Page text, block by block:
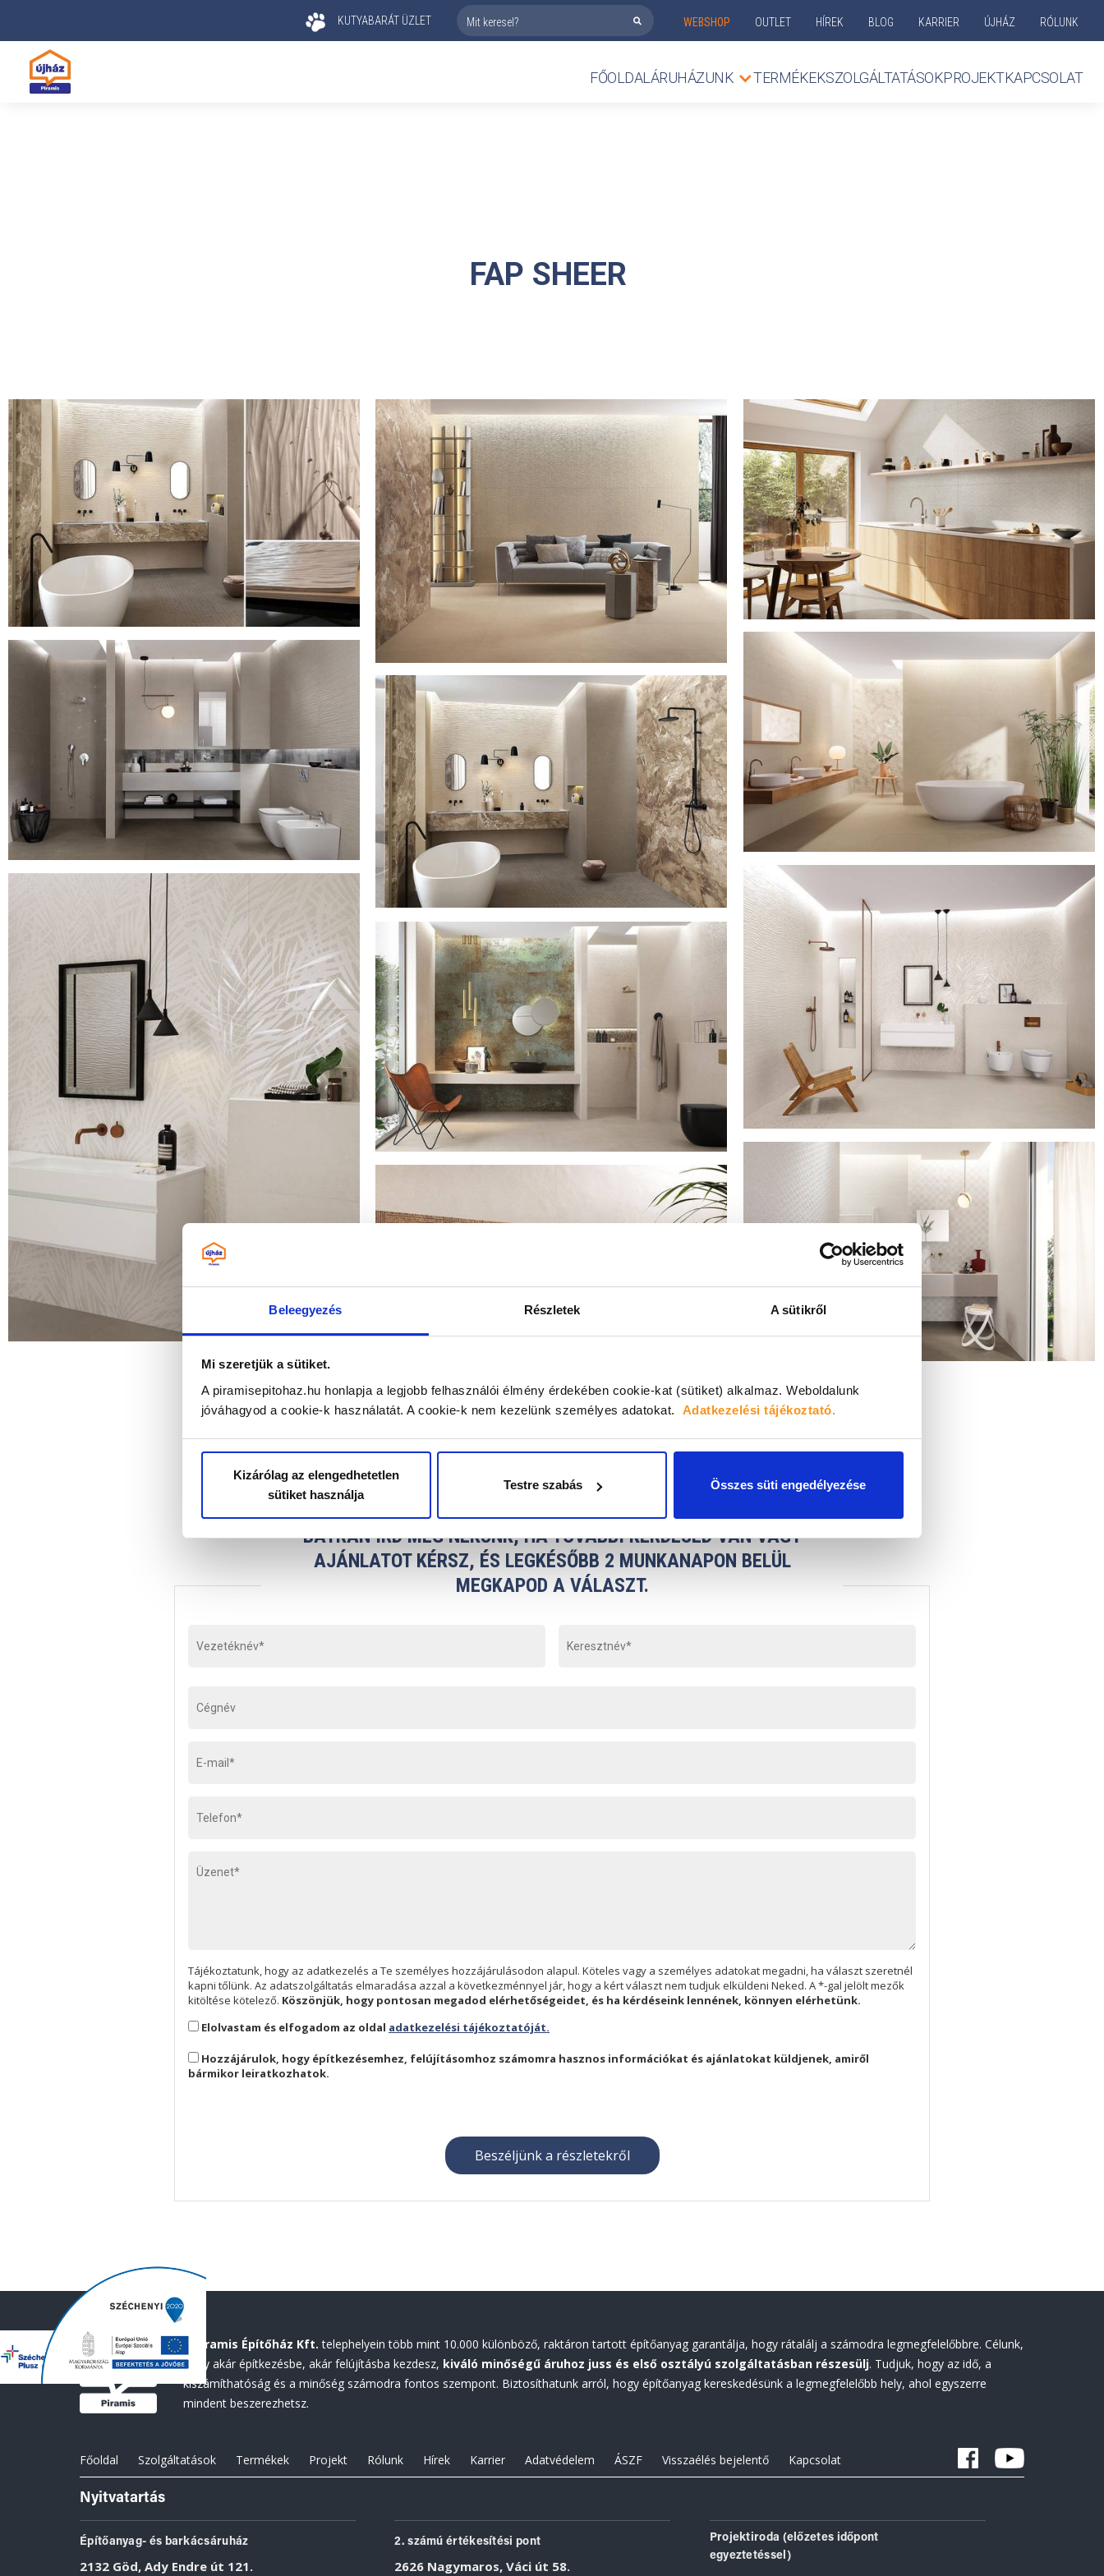
Beleegyezés Részletek A sütikről
Mi szeretjük a sütiket.
A piramisepitohaz.hu honlapja a legjobb felhasználói élmény érdekében cookie-kat (sütiket) alkalmaz. Weboldalunk
jóváhagyod a cookie-k használatát. A cookie-k nem kezelünk személyes adatokat. Adatkezelési tájékoztató.
Kizárólag az elengedhetetlen
sütiket használja
Testre szabás Összes süti engedélyezése
KUTYABARÁT ÜZLET WEBSHOP OUTLET HÍREK BLOG KARRIER ÚJHÁZ RÓLUNK
FŐOLDALÁRUHÁZUNK TERMÉKEKSZOLGÁLTATÁSOKPROJEKTKAPCSOLAT
FAP SHEER
BÁTRAN ÍRD MEG NEKÜNK, HA TOVÁBBI KÉRDÉSED VAN VAGY
AJÁNLATOT KÉRSZ, ÉS LEGKÉSŐBB 2 MUNKANAPON BELÜL
MEGKAPOD A VÁLASZT.
Tájékoztatunk, hogy az adatkezelés a Te személyes hozzájárulásodon alapul. Köteles vagy a személyes adatokat megadni, ha választ szeretnél
kapni tőlünk. Az adatszolgáltatás elmaradása azzal a következménnyel jár, hogy a kért választ nem tudjuk elküldeni Neked. A *-gal jelölt mezők
kitöltése kötelező. Köszönjük, hogy pontosan megadod elérhetőségeidet, és ha kérdéseink lennének, könnyen elérhetünk.
Elolvastam és elfogadom az oldal adatkezelési tájékoztatóját.
Hozzájárulok, hogy építkezésemhez, felújításomhoz számomra hasznos információkat és ajánlatokat küldjenek, amiről
bármikor leiratkozhatok.
Piramis Építőház Kft. telephelyein több mint 10.000 különböző, raktáron tartott építőanyag garantálja, hogy rátalálj a számodra legmegfelelőbbre. Célunk,
hogy akár építkezésbe, akár felújításba kezdesz, kiváló minőségű áruhoz juss és első osztályú szolgáltatásban részesülj. Tudjuk, hogy az idő, a
kiszámíthatóság és a minőség számodra fontos szempont. Biztosíthatunk arról, hogy építőanyag kereskedésünk a legmegfelelőbb hely, ahol egyszerre
mindent beszerezhetsz.
Főoldal Szolgáltatások Termékek Projekt Rólunk Hírek Karrier Adatvédelem ÁSZF Visszaélés bejelentő Kapcsolat
Nyitvatartás
Építőanyag- és barkácsáruház
2132 Göd, Ady Endre út 121.
2. számú értékesítési pont
2626 Nagymaros, Váci út 58.
Projektiroda (előzetes időpont
egyeztetéssel)